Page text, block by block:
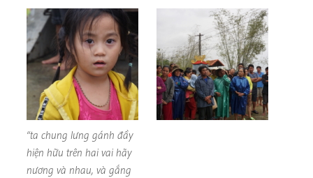
“ta chung lưng gánh đầy
hiện hữu trên hai vai hãy
nương và nhau, và gắng